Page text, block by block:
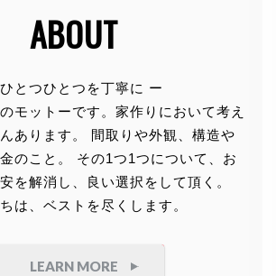
ABOUT
とつひとつを丁寧に ー
モットーです。家作りにおいて考え
あります。 間取りや外観、構造や
のこと。 その1つ1つについて、お
を解消し、良い選択をして頂く。
は、ベストを尽くします。
LEARN MORE
預かりした個人情報は、当社からのご
案内やご質問に対する回答として、電
のご送付に利用いたします。